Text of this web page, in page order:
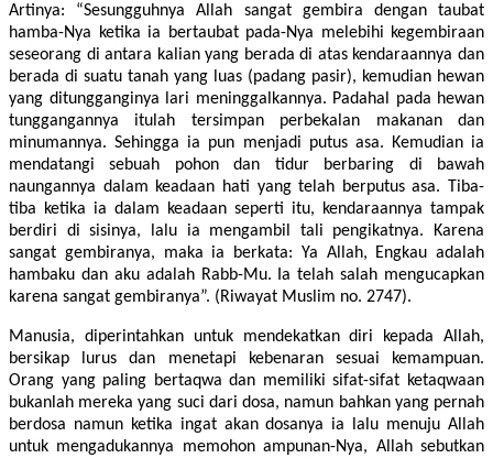
Artinya: “Sesungguhnya Allah sangat gembira dengan taubat
hamba-Nya ketika ia bertaubat pada-Nya melebihi kegembiraan
seseorang di antara kalian yang berada di atas kendaraannya dan
berada di suatu tanah yang luas (padang pasir), kemudian hewan
yang ditungganginya lari meninggalkannya. Padahal pada hewan
tunggangannya itulah tersimpan perbekalan makanan dan
minumannya. Sehingga ia pun menjadi putus asa. Kemudian ia
mendatangi sebuah pohon dan tidur berbaring di bawah
naungannya dalam keadaan hati yang telah berputus asa. Tiba-
tiba ketika ia dalam keadaan seperti itu, kendaraannya tampak
berdiri di sisinya, lalu ia mengambil tali pengikatnya. Karena
sangat gembiranya, maka ia berkata: Ya Allah, Engkau adalah
hambaku dan aku adalah Rabb-Mu. Ia telah salah mengucapkan
karena sangat gembiranya”. (Riwayat Muslim no. 2747).
Manusia, diperintahkan untuk mendekatkan diri kepada Allah,
bersikap lurus dan menetapi kebenaran sesuai kemampuan.
Orang yang paling bertaqwa dan memiliki sifat-sifat ketaqwaan
bukanlah mereka yang suci dari dosa, namun bahkan yang pernah
berdosa namun ketika ingat akan dosanya ia lalu menuju Allah
untuk mengadukannya memohon ampunan-Nya, Allah sebutkan